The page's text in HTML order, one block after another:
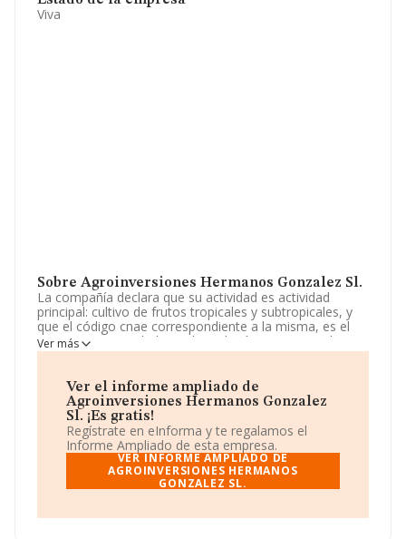
Viva
Sobre Agroinversiones Hermanos Gonzalez Sl.
La compañía declara que su actividad es actividad
principal: cultivo de frutos tropicales y subtropicales, y
que el código cnae correspondiente a la misma, es el
0122. otras actividades: cultivo de cítricos, y que el
código cnae correspondiente a la misma, es el 0123.
cnae corre. La sociedad está registrada como Sociedad
Limitada. Clasifica su actividad CNAE como 'Cultivo de
frutos tropicales y subtropicales', código 0122. La
sociedad no tiene actividad en mercados exteriores.
La compañíaAgroinversiones Hermanos Gonzalez
, NIF B72738719, está situada en Calle Periodista
Julian Sesmero Ruiz núm. 9 At B, (29130), Alhaurin De
Ver más
Ver el informe ampliado de
Agroinversiones Hermanos Gonzalez
Sl. ¡Es gratis!
Regístrate en eInforma y te regalamos el
Informe Ampliado de esta empresa.
VER INFORME AMPLIADO DE
AGROINVERSIONES HERMANOS
GONZALEZ SL.